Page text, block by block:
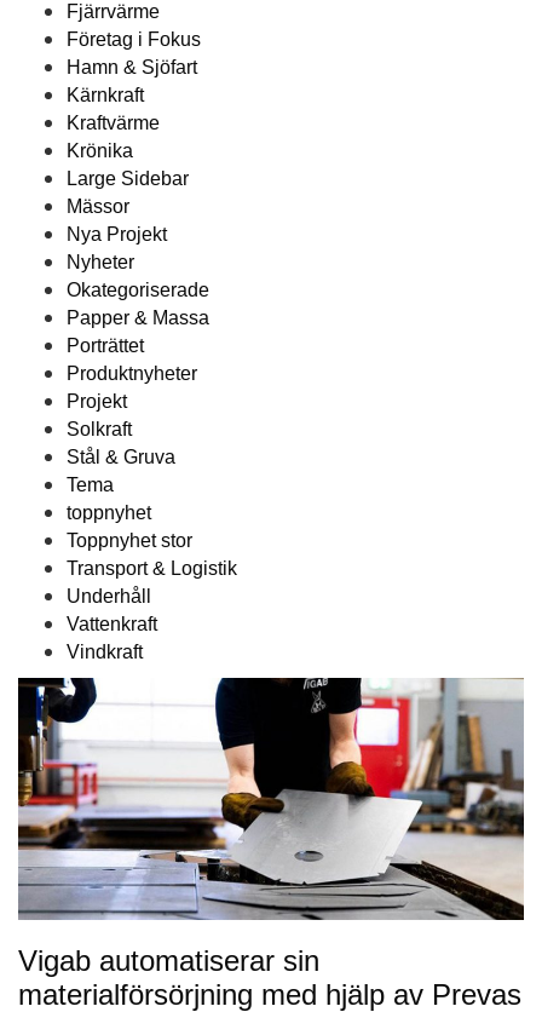
Fjärrvärme
Företag i Fokus
Hamn & Sjöfart
Kärnkraft
Kraftvärme
Krönika
Large Sidebar
Mässor
Nya Projekt
Nyheter
Okategoriserade
Papper & Massa
Porträttet
Produktnyheter
Projekt
Solkraft
Stål & Gruva
Tema
toppnyhet
Toppnyhet stor
Transport & Logistik
Underhåll
Vattenkraft
Vindkraft
Vigab automatiserar sin
materialförsörjning med hjälp av Prevas